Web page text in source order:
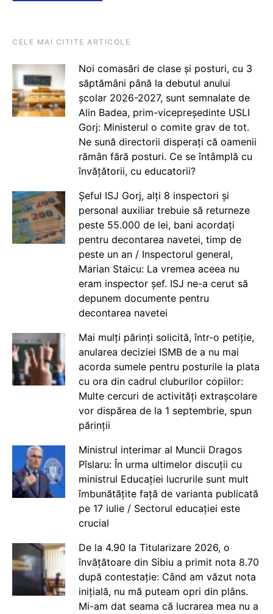
CELE MAI CITITE ARTICOLE
Noi comasări de clase și posturi, cu 3
săptămâni până la debutul anului
școlar 2026-2027, sunt semnalate de
Alin Badea, prim-vicepreședinte USLI
Gorj: Ministerul o comite grav de tot.
Ne sună directorii disperați că oamenii
rămân fără posturi. Ce se întâmplă cu
învățătorii, cu educatorii?
Șeful ISJ Gorj, alți 8 inspectori și
personal auxiliar trebuie să returneze
peste 55.000 de lei, bani acordați
pentru decontarea navetei, timp de
peste un an / Inspectorul general,
Marian Staicu: La vremea aceea nu
eram inspector șef. ISJ ne-a cerut să
depunem documente pentru
decontarea navetei
Mai mulți părinți solicită, într-o petiție,
anularea deciziei ISMB de a nu mai
acorda sumele pentru posturile la plata
cu ora din cadrul cluburilor copiilor:
Multe cercuri de activități extrașcolare
vor dispărea de la 1 septembrie, spun
părinții
Ministrul interimar al Muncii Dragos
Pîslaru: În urma ultimelor discuții cu
ministrul Educației lucrurile sunt mult
îmbunătățite față de varianta publicată
pe 17 iulie / Sectorul educației este
crucial
De la 4.90 la Titularizare 2026, o
învățătoare din Sibiu a primit nota 8.70
după contestație: Când am văzut nota
inițială, nu mă puteam opri din plâns.
Mi-am dat seama că lucrarea mea nu a